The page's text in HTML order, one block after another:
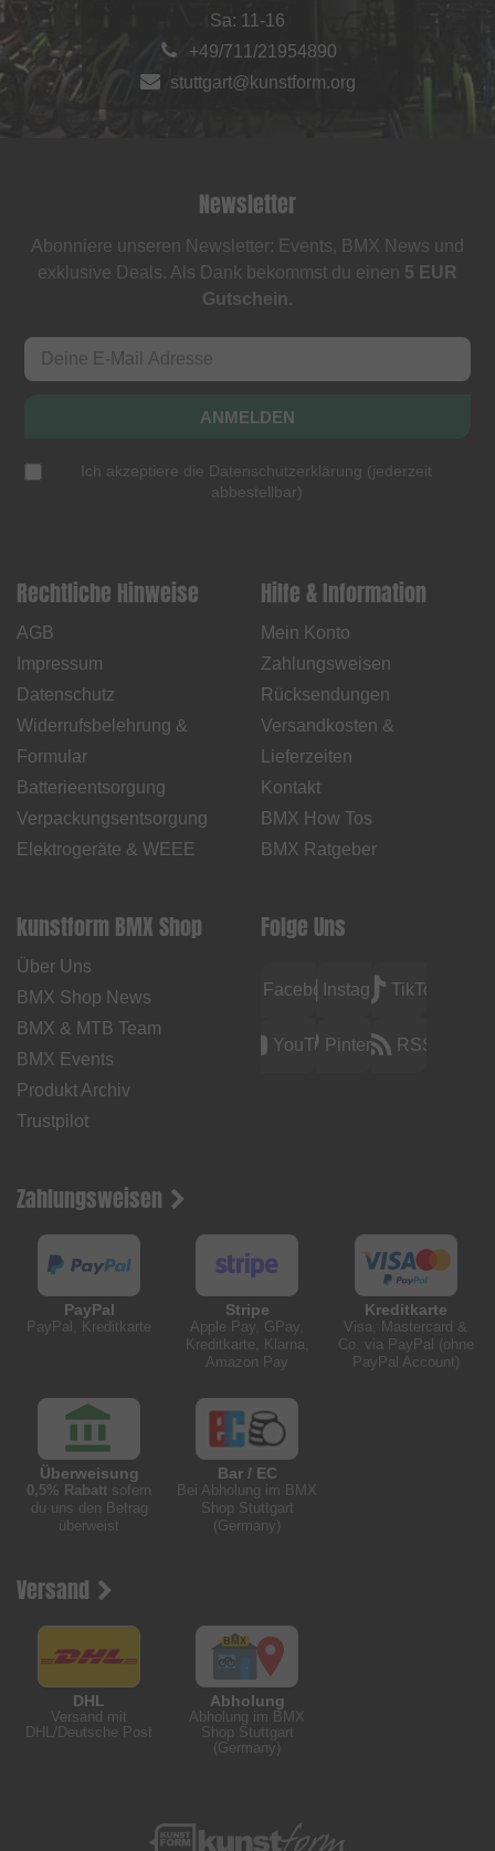
Sa: 11-16
+49/711/21954890
stuttgart@kunstform.org
Newsletter
Abonniere unseren Newsletter: Events, BMX News und
exklusive Deals. Als Dank bekommst du einen 5 EUR
Gutschein.
ANMELDEN
Ich akzeptiere die Datenschutzerklärung (jederzeit
abbestellbar)
Rechtliche Hinweise
AGB
Impressum
Datenschutz
Widerrufsbelehrung &
Formular
Batterieentsorgung
Verpackungsentsorgung
Elektrogeräte & WEEE
Hilfe & Information
Mein Konto
Zahlungsweisen
Rücksendungen
Versandkosten &
Lieferzeiten
Kontakt
BMX How Tos
BMX Ratgeber
kunstform BMX Shop
Über Uns
BMX Shop News
BMX & MTB Team
BMX Events
Produkt Archiv
Trustpilot
Folge Uns
FacebookInstagramTikTok
YouTubePinterest RSS
Zahlungsweisen
PayPal
PayPal, Kreditkarte
Stripe
Apple Pay, GPay,
Kreditkarte, Klarna,
Amazon Pay
Kreditkarte
Visa, Mastercard &
Co. via PayPal (ohne
PayPal Account)
Überweisung
0,5% Rabatt sofern
du uns den Betrag
überweist
Bar / EC
Bei Abholung im BMX
Shop Stuttgart
(Germany)
Versand
DHL
Versand mit
DHL/Deutsche Post
Abholung
Abholung im BMX
Shop Stuttgart
(Germany)